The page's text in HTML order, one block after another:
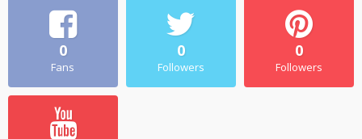
0
Fans
0
Followers
0
Followers